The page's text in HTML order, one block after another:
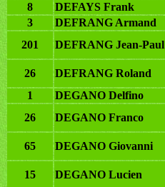
8
DEFAYS Frank
3
DEFRANG Armand
201
DEFRANG Jean-Paul
26 DEFRANG Roland
1
DEGANO Delfino
26
DEGANO Franco
65 DEGANO Giovanni
15 DEGANO Lucien